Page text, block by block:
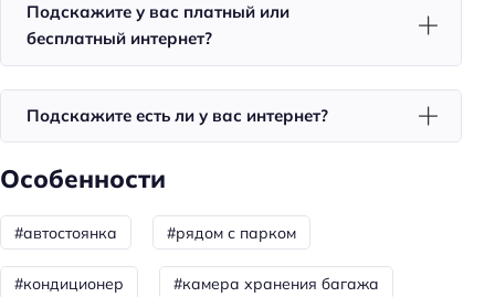
Уборка
Двуспальная кровать кинг-сайз
Красота и здоровье
Душ
Спорт и развлечения
Развлечения: караоке
Подскажите у вас платный или
бесплатный интернет?
Подскажите есть ли у вас интернет?
Особенности
#автостоянка #рядом с парком
#кондиционер #камера хранения багажа